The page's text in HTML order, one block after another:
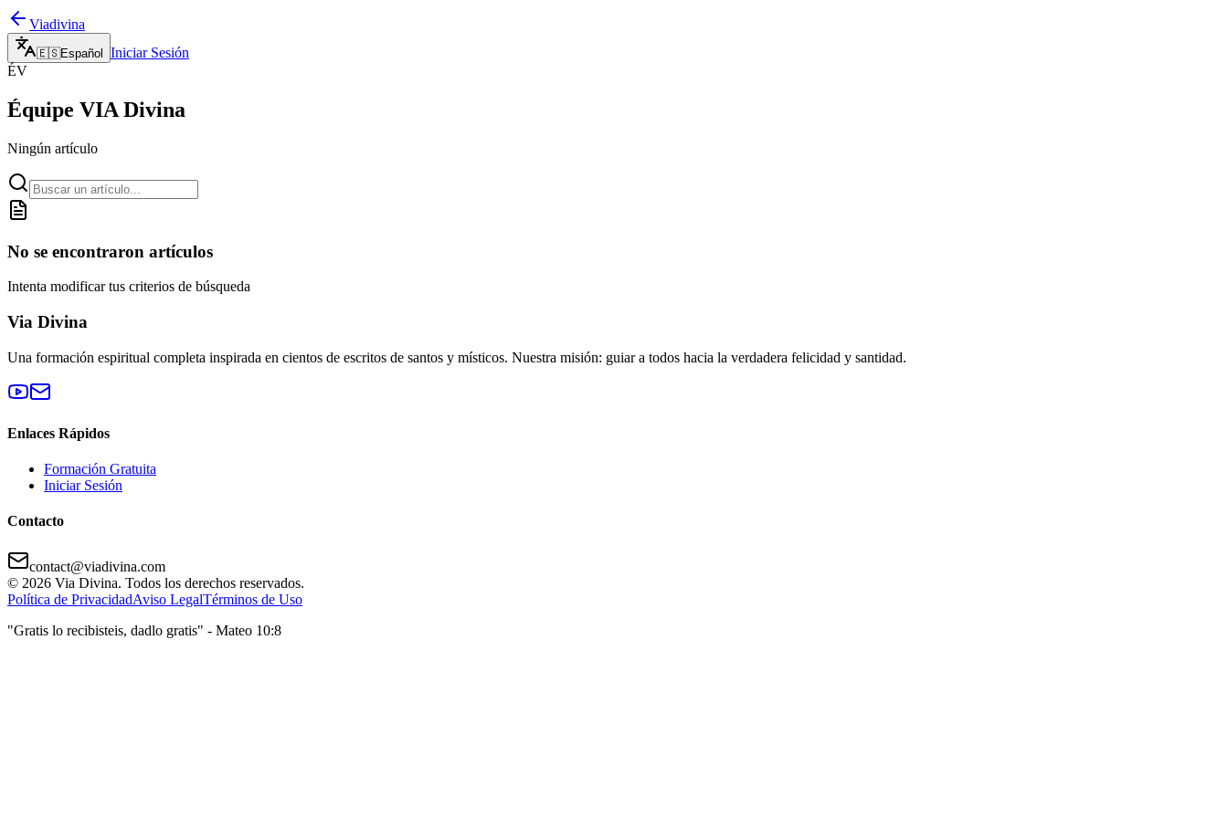
Viadivina
🇪🇸Español
Iniciar Sesión
ÉV
Équipe VIA Divina
Ningún artículo
No se encontraron artículos
Intenta modificar tus criterios de búsqueda
Via Divina
Una formación espiritual completa inspirada en cientos de escritos de santos y místicos. Nuestra misión: guiar a todos hacia la verdadera felicidad y santidad.
Enlaces Rápidos
Formación Gratuita
Iniciar Sesión
Contacto
contact@viadivina.com
© 2026 Via Divina. Todos los derechos reservados.
Política de PrivacidadAviso LegalTérminos de Uso
"Gratis lo recibisteis, dadlo gratis" - Mateo 10:8